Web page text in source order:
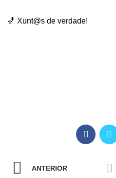
🏀 Xunt@s de verdade!
ANTERIOR